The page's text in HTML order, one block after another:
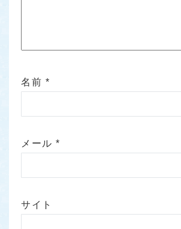
名前 *
メール*
サイト